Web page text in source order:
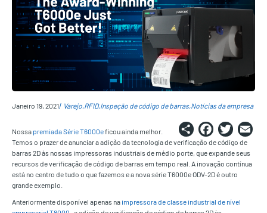
Janeiro 19, 2021 Varejo RFID Inspeção de código de barras Notícias da empresa
Share
Nossa premiada Série T6000eficou ainda melhor.
Temos o prazer de anunciar a adição da tecnologia de verificação de código de
barras 2D às nossas impressoras industriais de médio porte, que expande seus
recursos de verificação de código de barras em tempo real. A inovação contínua
está no centro de tudo o que fazemos e a nova série T6000e ODV-2D é outro
grande exemplo.
Anteriormente disponível apenas na impressora de classe industrial de nível